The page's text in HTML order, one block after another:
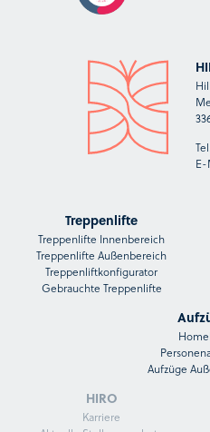
E-
Treppenlifte
Treppenlifte Innenbereich
Treppenlifte Außenbereich
Treppenliftkonfigurator
Gebrauchte Treppenlifte
Aufzüge
HIRO
Karriere